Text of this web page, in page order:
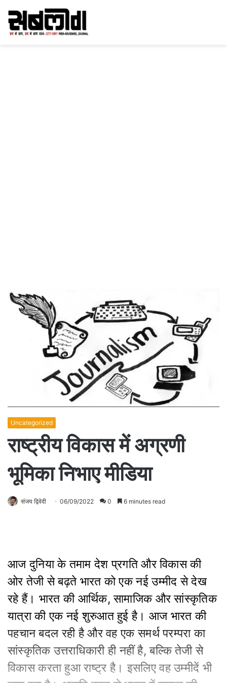
Uncategorized
राष्ट्रीय विकास में अग्रणी
भूमिका निभाए मीडिया
संजय द्विवेदी 06/09/2022 0 6 minutes read
आज दुनिया के तमाम देश प्रगति और विकास की
ओर तेजी से बढ़ते भारत को एक नई उम्मीद से देख
रहे हैं। भारत की आर्थिक, सामाजिक और सांस्कृतिक
यात्रा की एक नई शुरुआत हुई है। आज भारत की
पहचान बदल रही है और वह एक समर्थ परम्परा का
सांस्कृतिक उत्तराधिकारी ही नहीं है, बल्कि तेजी से
विकास करता हुआ राष्ट्र है। इसलिए वह उम्मीदें भी